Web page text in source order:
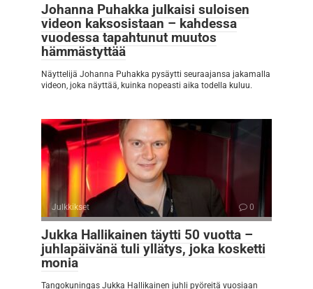
Johanna Puhakka julkaisi suloisen
videon kaksosistaan – kahdessa
vuodessa tapahtunut muutos
hämmästyttää
Näyttelijä Johanna Puhakka pysäytti seuraajansa jakamalla
videon, joka näyttää, kuinka nopeasti aika todella kuluu.
Julkkikset 0
Jukka Hallikainen täytti 50 vuotta –
juhlapäivänä tuli yllätys, joka kosketti
monia
Tangokuningas Jukka Hallikainen juhli pyöreitä vuosiaan